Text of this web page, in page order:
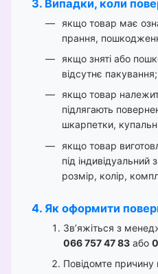
3. Випадки, коли
якщо товар має
прання,
якщо зняті або
відсутнє пакування;
якщо товар
підлягають
шкарпетки,
якщо товар
під індивідуальний
розмір, колір,
4. Як оформити
Зв’яжіться з
066 757 47 83 або
Повідомте причину